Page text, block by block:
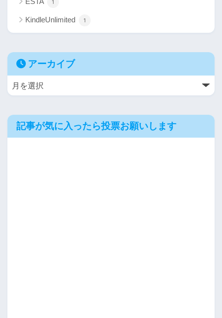
1
KindleUnlimited 1
アーカイブ
記事が気に入ったら投票お願いします